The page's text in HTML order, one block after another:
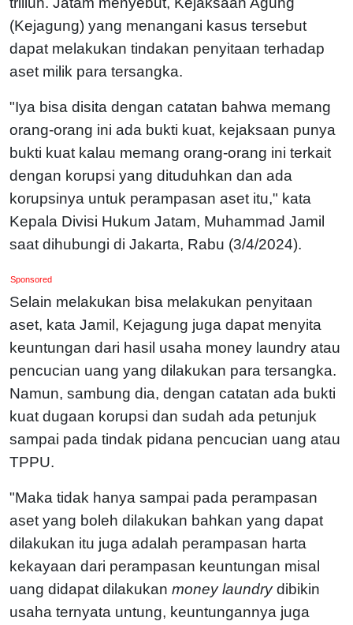
(Kejagung) yang menangani kasus tersebut
dapat melakukan tindakan penyitaan terhadap
aset milik para tersangka.
"Iya bisa disita dengan catatan bahwa memang
orang-orang ini ada bukti kuat, kejaksaan punya
bukti kuat kalau memang orang-orang ini terkait
dengan korupsi yang dituduhkan dan ada
korupsinya untuk perampasan aset itu," kata
Kepala Divisi Hukum Jatam, Muhammad Jamil
saat dihubungi di Jakarta, Rabu (3/4/2024).
Sponsored
Selain melakukan bisa melakukan penyitaan
aset, kata Jamil, Kejagung juga dapat menyita
keuntungan dari hasil usaha money laundry atau
pencucian uang yang dilakukan para tersangka.
Namun, sambung dia, dengan catatan ada bukti
kuat dugaan korupsi dan sudah ada petunjuk
sampai pada tindak pidana pencucian uang atau
TPPU.
"Maka tidak hanya sampai pada perampasan
aset yang boleh dilakukan bahkan yang dapat
dilakukan itu juga adalah perampasan harta
kekayaan dari perampasan keuntungan misal
uang didapat dilakukan money laundrydibikin
usaha ternyata untung, keuntungannya juga